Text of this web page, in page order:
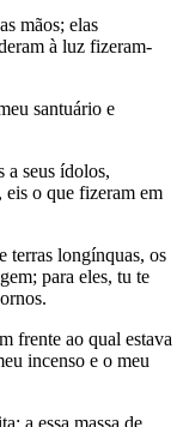
mãos; elas
à luz fizeram-
santuário e
a seus ídolos,
eis o que fizeram em
terras longínquas, os
para eles, tu te
frente ao qual estava
incenso e o meu